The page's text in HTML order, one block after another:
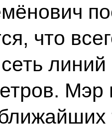
что
Мэр